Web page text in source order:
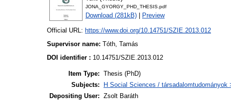
JONA_GYORGY_PHD_THESIS.pdf
Download (281kB) Preview
Official URL: https://www.doi.org/10.14751/SZIE.2013.012
Supervisor name: Tóth, Tamás
DOI identifier : 10.14751/SZIE.2013.012
Item Type: Thesis (PhD)
Subjects:
H Social Sciences /
Depositing User: Zsolt Baráth